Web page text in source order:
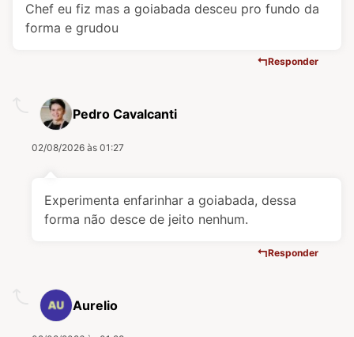
Chef eu fiz mas a goiabada desceu pro fundo da
forma e grudou
Responder
Pedro Cavalcanti
02/08/2026 às 01:27
Experimenta enfarinhar a goiabada, dessa
forma não desce de jeito nenhum.
Responder
Aurelio